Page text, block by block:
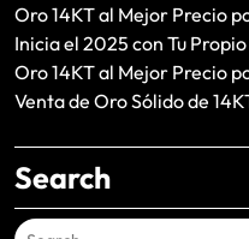
Oro 14KT al Mejor Precio
Inicia el 2025 con Tu
Oro 14KT al Mejor Precio
Venta de Oro Sólido de
Search